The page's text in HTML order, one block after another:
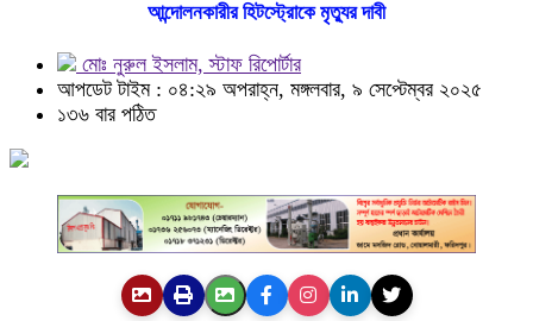
আন্দোলনকারীর হিটস্ট্রোকে মৃত্যুর দাবী
মোঃ নুরুল ইসলাম, স্টাফ রিপোর্টার
আপডেট টাইম : ০৪:২৯ অপরাহ্ন, মঙ্গলবার, ৯ সেপ্টেম্বর ২০২৫
১৩৬ বার পঠিত